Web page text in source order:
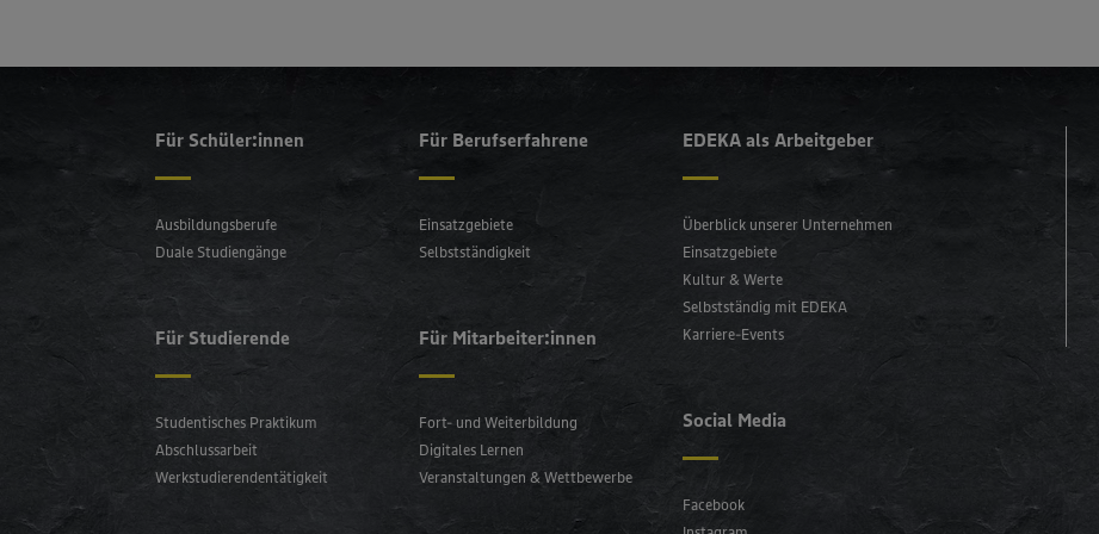
Für Schüler:innen
Ausbildungsberufe
Duale Studiengänge
Für Studierende
Studentisches Praktikum
Abschlussarbeit
Werkstudierendentätigkeit
Für Berufserfahrene
Einsatzgebiete
Selbstständigkeit
Für Mitarbeiter:innen
Fort- und Weiterbildung
Digitales Lernen
Veranstaltungen & Wettbewerbe
EDEKA als Arbeitgeber
Überblick unserer Unternehmen
Einsatzgebiete
Kultur & Werte
Selbstständig mit EDEKA
Karriere-Events
Social Media
Facebook